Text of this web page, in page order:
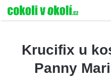
Krucifix u
Panny